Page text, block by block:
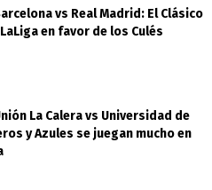
vs Real Madrid: El Clásico
en favor de los Culés
La Calera vs Universidad de
y Azules se juegan mucho en